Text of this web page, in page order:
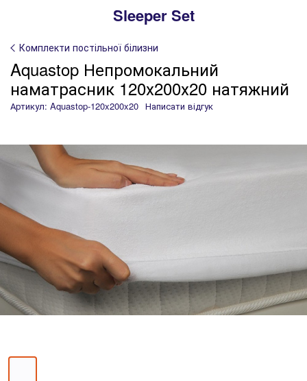
Sleeper Set
Комплекти постільної білизни
Aquastop Непромокальний
наматрасник 120х200х20 натяжний
Артикул: Aquastop-120x200x20 Написати відгук